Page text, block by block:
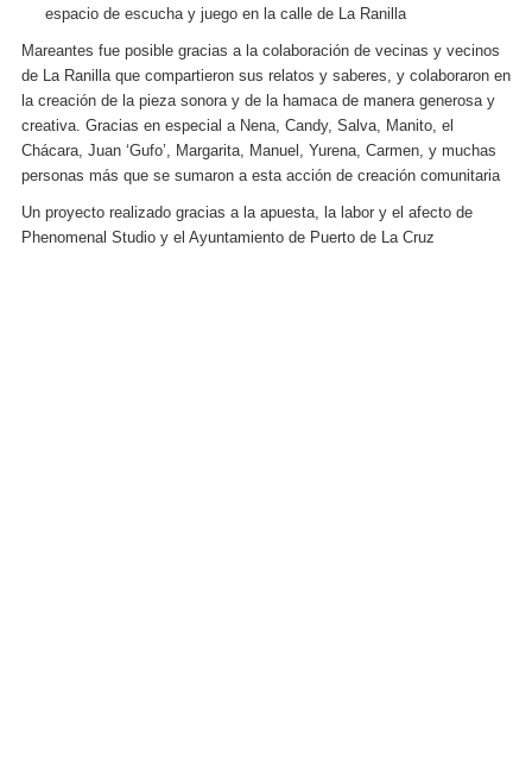
espacio de escucha y juego en la calle de La Ranilla
Mareantes fue posible gracias a la colaboración de vecinas y vecinos
de La Ranilla que compartieron sus relatos y saberes, y colaboraron en
la creación de la pieza sonora y de la hamaca de manera generosa y
creativa. Gracias en especial a Nena, Candy, Salva, Manito, el
Chácara, Juan ‘Gufo’, Margarita, Manuel, Yurena, Carmen, y muchas
personas más que se sumaron a esta acción de creación comunitaria
Un proyecto realizado gracias a la apuesta, la labor y el afecto de
Phenomenal Studio y el Ayuntamiento de Puerto de La Cruz